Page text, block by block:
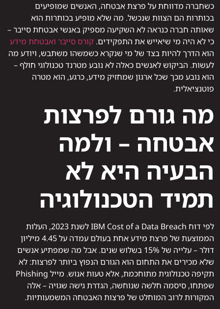
כשחברה מדווחת על פרצת אבטחה, האנשים שמופיעים
בכותרות הם הצוות שנכשל. מה שלא מופיע בכותרות הוא
שאותה חברה כנראה לא השקיעה מספיק באנשי אבטחת סייבר –
כי לא היה מי שיאייש את התפקידים. קורס סייבר ואבטחת מידע
הוא הדרך להיות בצד של מי שנקרא כשמשהו משתבש, ויודע מה
לעשות. הביקוש לאנשים כאלה לא נובע מטרנד טכנולוגי חולף –
הוא נובע מכך שכל ארגון שמחזיק מידע, כרגע, הוא מטרה
פוטנציאלית.
מה גורם לפרצות
אבטחה – ולמה
הבעיה היא לא
תמיד הטכנולוגיה
לפי דוח IBM Cost of a Data Breach לשנת 2023, העלות
הממוצעת של פרצת מידע אחת בעולם עמדה על 4.45 מיליון
דולר – עלייה של 15% בשלוש שנים. אבל מה שמפתיע אנשים
שלא מכירים את התחום הוא הגורם הנפוץ ביותר לפרצות: לא
תקיפה טכנולוגית מתוחכמת, אלא טעות אנוש. מייל Phishing
שפתחו, סיסמה חלשה שנוחשה, הגדרת גישה שגויה – אלה
המקורות לרוב המוחלט של פרצות האבטחה המשמעותיות.